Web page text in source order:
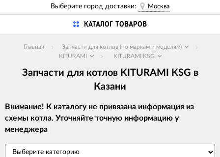
Выберите город доставки:
Москва
КАТАЛОГ ТОВАРОВ
Главная
Запчасти для котлов (по маркам и моделям)
KITURAMI
KITURAMI KSG
Запчасти для котлов KITURAMI KSG в
Казани
Внимание! К каталогу не привязана информация из
схемы котла. Уточняйте точную информацию у
менеджера